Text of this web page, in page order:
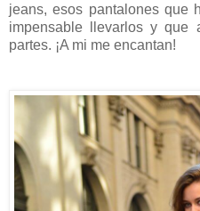
jeans, esos pantalones que
impensable llevarlos y que
partes. ¡A mi me encantan!